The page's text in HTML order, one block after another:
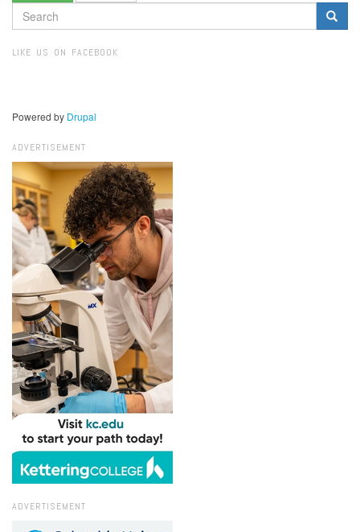
SEARCH
FORM
LIKE US ON FACEBOOK
Powered by Drupal
ADVERTISEMENT
ADVERTISEMENT